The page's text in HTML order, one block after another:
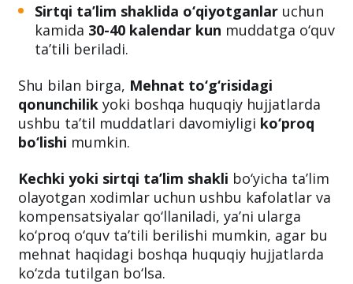
Sirtqi ta’lim shaklida o‘qiyotganlar uchun
kamida 30-40 kalendar kun muddatga o‘quv
ta’tili beriladi.
Shu bilan birga, Mehnat to‘g‘risidagi
qonunchilik yoki boshqa huquqiy hujjatlarda
ushbu ta’til muddatlari davomiyligi ko‘proq
bo‘lishi mumkin.
Kechki yoki sirtqi ta’lim shakli bo‘yicha ta’lim
olayotgan xodimlar uchun ushbu kafolatlar va
kompensatsiyalar qo‘llaniladi, ya’ni ularga
ko‘proq o‘quv ta’tili berilishi mumkin, agar bu
mehnat haqidagi boshqa huquqiy hujjatlarda
ko‘zda tutilgan bo‘lsa.